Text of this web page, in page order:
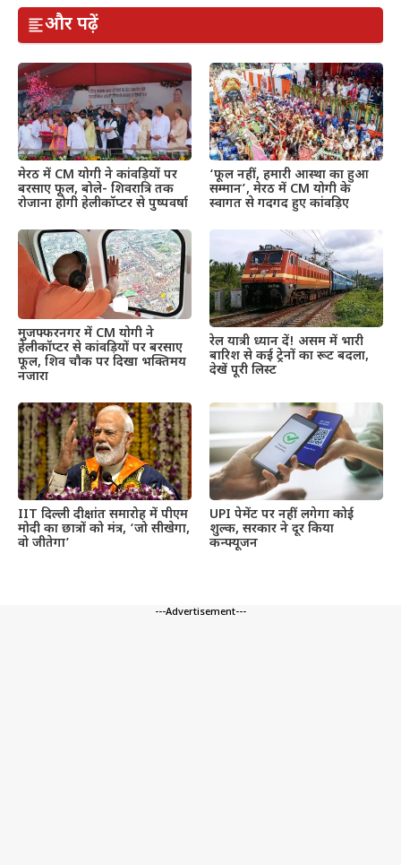
और पढ़ें
मेरठ में CM योगी ने कांवड़ियों पर
बरसाए फूल, बोले- शिवरात्रि तक
रोजाना होगी हेलीकॉप्टर से पुष्पवर्षा
‘फूल नहीं, हमारी आस्था का हुआ
सम्मान’, मेरठ में CM योगी के
स्वागत से गदगद हुए कांवड़िए
मुजफ्फरनगर में CM योगी ने
हेलीकॉप्टर से कांवड़ियों पर बरसाए
फूल, शिव चौक पर दिखा भक्तिमय
नजारा
रेल यात्री ध्यान दें! असम में भारी
बारिश से कई ट्रेनों का रूट बदला,
देखें पूरी लिस्ट
IIT दिल्ली दीक्षांत समारोह में पीएम
मोदी का छात्रों को मंत्र, ‘जो सीखेगा,
वो जीतेगा’
UPI पेमेंट पर नहीं लगेगा कोई
शुल्क, सरकार ने दूर किया
कन्फ्यूजन
---Advertisement---